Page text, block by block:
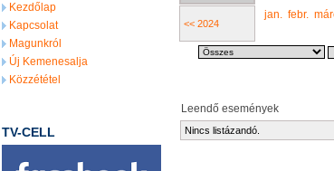
Kezdőlap
Kapcsolat
Magunkról
Új Kemenesalja
Közzététel
TV-CELL
<< 2024
jan. febr.
Leendő események
Nincs listázandó.